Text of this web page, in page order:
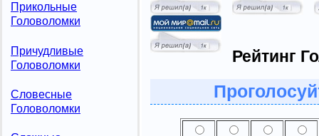
Прикольные
Головоломки
Причудливые
Головоломки
Словесные
Головоломки
Рейтинг